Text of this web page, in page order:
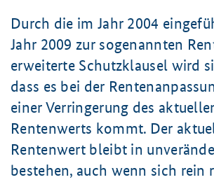
Durch die im Jahr 2004
Jahr 2009 zur sogenannten
erweiterte Schutzklausel wird
dass es bei der
einer Verringerung des
Rentenwerts kommt. Der
Rentenwert bleibt in
bestehen, auch wenn sich rein